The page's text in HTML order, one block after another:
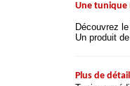
Une tunique
Découvrez
Un produit
Plus de